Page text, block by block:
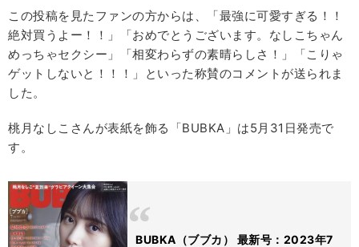
この投稿を見たファンの方からは、「最強に可愛すぎる！！
絶対買うよー！！」「おめでとうございます。なしこちゃん
めっちゃセクシー」「相変わらずの素晴らしさ！」「こりゃ
ゲットしないと！！！」といった称賛のコメントが送られま
した。
桃月なしこさんが表紙を飾る「BUBKA」は5月31日発売で
す。
BUBKA（ブブカ） 最新号：2023年7